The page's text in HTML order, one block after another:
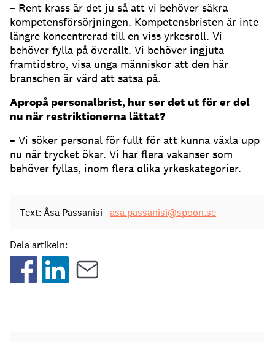
– Rent krass är det ju så att vi behöver säkra
kompetensförsörjningen. Kompetensbristen är inte
längre koncentrerad till en viss yrkesroll. Vi
behöver fylla på överallt. Vi behöver ingjuta
framtidstro, visa unga människor att den här
branschen är värd att satsa på.
Apropå personalbrist, hur ser det ut för er del
nu när restriktionerna lättat?
– Vi söker personal för fullt för att kunna växla upp
nu när trycket ökar. Vi har flera vakanser som
behöver fyllas, inom flera olika yrkeskategorier.
Text: Åsa Passanisi asa.passanisi@spoon.se
Dela artikeln: